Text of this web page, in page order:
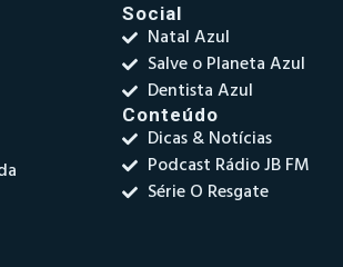
Social
Natal Azul
Salve o Planeta Azul
Dentista Azul
Conteúdo
Dicas & Notícias
Podcast Rádio JB FM
Série O Resgate